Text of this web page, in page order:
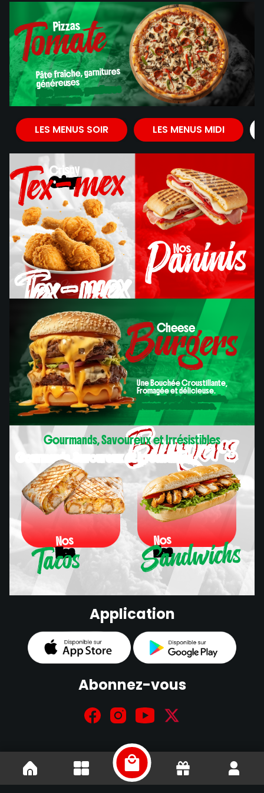
Pizzas
Pizzas
Tomate
Tomate
Pâte fraîche, garnitures
généreuses
Pâte fraîche, garnitures
généreuses
LES MENUS SOIR LES MENUS MIDI
Crispy
Crispy
Tex-mex
Tex-mex
Nos
Nos
Paninis
Paninis
Cheese
Cheese
Burgers
Burgers
Une Bouchée Croustillante,
Fromagée et délicieuse.
Une Bouchée Croustillante,
Fromagée et délicieuse.
Gourmands, Savoureux et Irrésistibles
Gourmands, Savoureux et Irrésistibles
Nos
Nos
Tacos
Tacos
Nos
Nos
Sandwichs
Sandwichs
Application
Abonnez-vous